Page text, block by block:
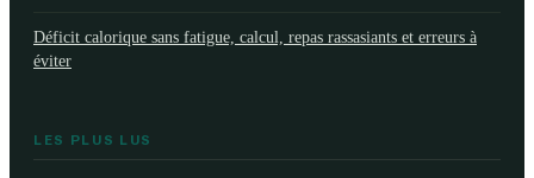
Déficit calorique sans fatigue, calcul, repas rassasiants et erreurs à
éviter
LES PLUS LUS